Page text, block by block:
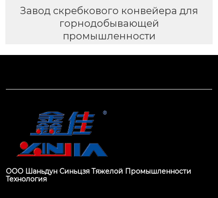
Завод скребкового конвейера для
горнодобывающей
промышленности
ООО Шаньдун Синьцзя Тяжелой Промышленности
Технология